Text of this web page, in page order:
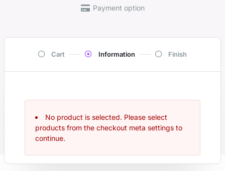
Payment option
Cart Information Finish
No product is selected. Please select
products from the checkout meta settings to
continue.